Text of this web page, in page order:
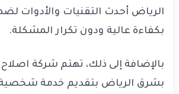
الرياض أحدث التقنيات والأدوات
بكفاءة عالية ودون تكرار المشكلة.
بالإضافة إلى ذلك، تهتم شركة
بشرق الرياض بتقديم خدمة